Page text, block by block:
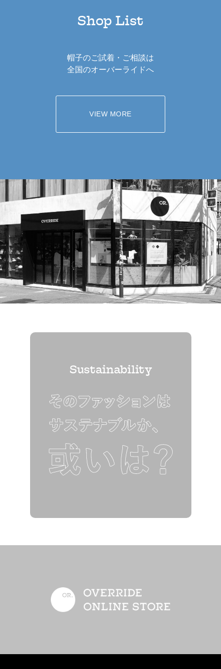
Shop List
帽子のご試着・ご相談は
全国のオーバーライドへ
VIEW MORE
Sustainability